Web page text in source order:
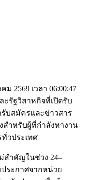
2569 เวลา 06:00:47
ะรัฐวิสาหกิจที่เปิดรับ
บสมัครและข่าวสาร
สำหรับผู้ที่กำลังหางาน
วประเทศ
สำคัญในช่วง 24–
ระกาศจากหน่วย